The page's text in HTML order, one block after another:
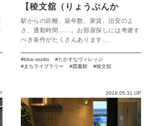
【稜文舘（りょうぶんか
ん）】暮らしの中でシェアす
るのは……？
駅からの距離、築年数、家賃、治安のよ
さ、通勤時間……。お部屋探しには考慮す
べき条件がたくさんあります...
blue studio
たかすなヴィレッジ
まちライブラリー
図書館 稜文舘
2018.05.31 UP